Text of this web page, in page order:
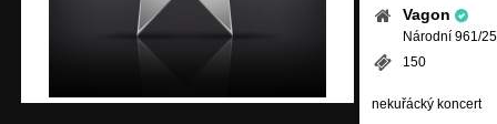
Vagon
Národní 961/
150
nekuřácký koncert